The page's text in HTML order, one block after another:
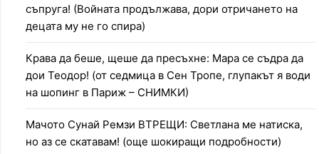
съпруга! (Войната продължава, дори отричането на
децата му не го спира)
Крава да беше, щеше да пресъхне: Мара се съдра да
дои Теодор! (от седмица в Сен Тропе, глупакът я води
на шопинг в Париж – СНИМКИ)
Мачото Сунай Ремзи ВТРЕЩИ: Светлана ме натиска,
но аз се скатавам! (още шокиращи подробности)